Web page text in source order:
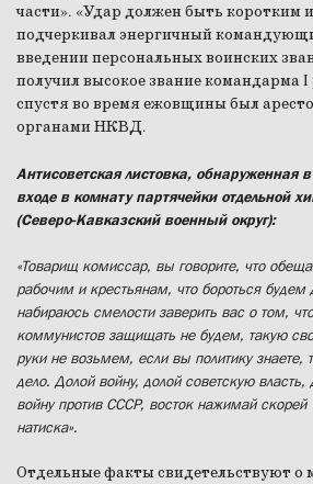
части». «Удар должен быть
подчеркивал энергичный
введении персональных воинских
получил высокое звание командарма I
спустя во время ежовщины был
органами НКВД.
Антисоветская листовка, обнаруженная
входе в комнату партячейки отдельной
(Северо-Кавказский военный округ):
«Товарищ комиссар, вы говорите, что
рабочим и крестьянам, что бороться будем
набираюсь смелости заверить вас о том,
коммунистов защищать не будем, такую
руки не возьмем, если вы политику
дело. Долой войну, долой советскую
войну против СССР, восток нажимай
натиска».
Отдельные факты свидетельствуют о